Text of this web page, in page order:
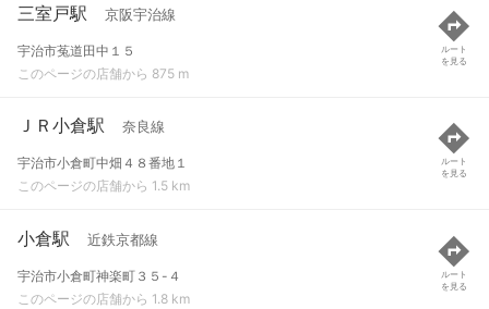
三室戸駅 京阪宇治線
宇治市菟道田中１５
このページの店舗から 875 m
ルート
を見る
ＪＲ小倉駅 奈良線
宇治市小倉町中畑４８番地１
このページの店舗から 1.5 km
ルート
を見る
小倉駅 近鉄京都線
宇治市小倉町神楽町３５-４
このページの店舗から 1.8 km
ルート
を見る